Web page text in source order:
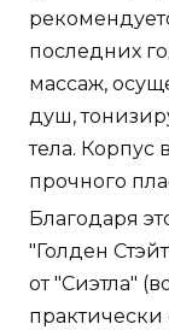
последних
массаж,
душ,
тела. Корпус
прочного
Благодаря
"Голден
от "Сиэтла"